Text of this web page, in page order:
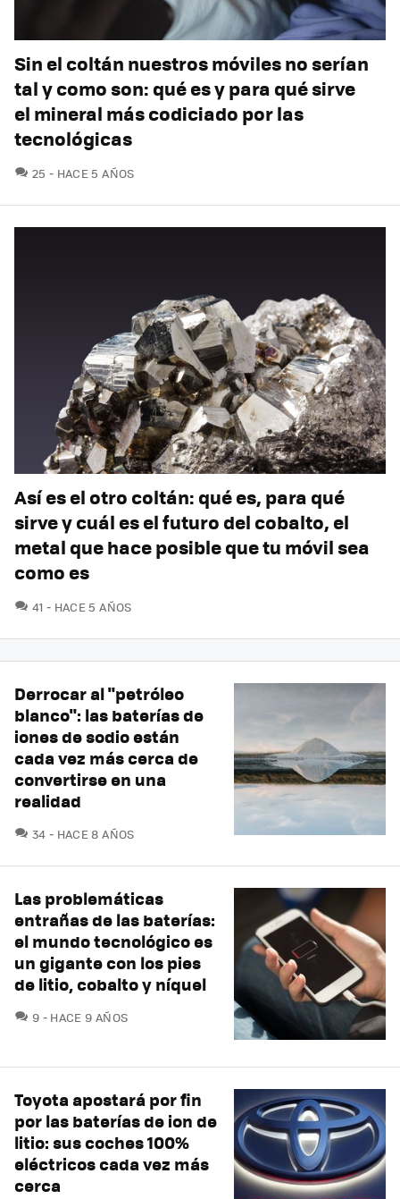
Sin el coltán nuestros móviles no serían
tal y como son: qué es y para qué sirve
el mineral más codiciado por las
tecnológicas
25 COMENTARIOS
HACE 5 AÑOS
Así es el otro coltán: qué es, para qué
sirve y cuál es el futuro del cobalto, el
metal que hace posible que tu móvil sea
como es
41 COMENTARIOS
HACE 5 AÑOS
Derrocar al "petróleo
blanco": las baterías de
iones de sodio están
cada vez más cerca de
convertirse en una
realidad
34 COMENTARIOS
HACE 8 AÑOS
Las problemáticas
entrañas de las baterías:
el mundo tecnológico es
un gigante con los pies
de litio, cobalto y níquel
9 COMENTARIOS
HACE 9 AÑOS
Toyota apostará por fin
por las baterías de ion de
litio: sus coches 100%
eléctricos cada vez más
cerca